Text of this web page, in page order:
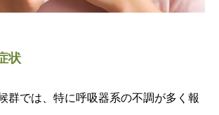
状
群では、特に呼吸器系の不調が多く報